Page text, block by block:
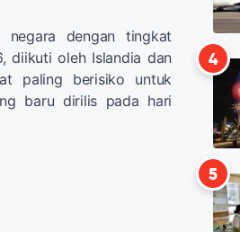
negara dengan tingkat
diikuti oleh Islandia dan
paling berisiko untuk
baru dirilis pada hari
4
5